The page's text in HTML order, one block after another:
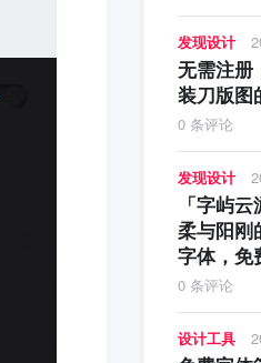
发现设计
无需注册
装刀版图
0 条评论
发现设计
「字屿
柔与阳刚
字体，免
0 条评论
设计工具